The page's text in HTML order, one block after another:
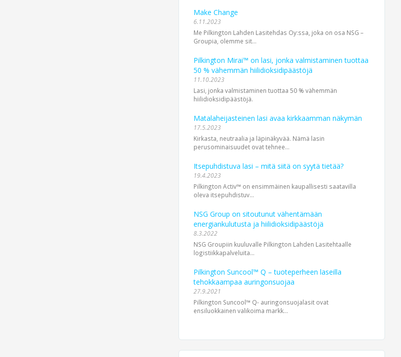
Make Change
6.11.2023
Me Pilkington Lahden Lasitehdas Oy:ssa, joka on osa NSG –
Groupia, olemme sit...
Pilkington Mirai™ on lasi, jonka valmistaminen tuottaa
50 % vähemmän hiilidioksidipäästöjä
11.10.2023
Lasi, jonka valmistaminen tuottaa 50 % vähemmän
hiilidioksidipäästöjä.
Matalaheijasteinen lasi avaa kirkkaamman näkymän
17.5.2023
Kirkasta, neutraalia ja läpinäkyvää. Nämä lasin
perusominaisuudet ovat tehnee...
Itsepuhdistuva lasi – mitä siitä on syytä tietää?
19.4.2023
Pilkington Activ™ on ensimmäinen kaupallisesti saatavilla
oleva itsepuhdistuv...
NSG Group on sitoutunut vähentämään
energiankulutusta ja hiilidioksidipäästöjä
8.3.2022
NSG Groupiin kuuluvalle Pilkington Lahden Lasitehtaalle
logistiikkapalveluita...
Pilkington Suncool™ Q – tuoteperheen laseilla
tehokkaampaa auringonsuojaa
27.9.2021
Pilkington Suncool™ Q- auringonsuojalasit ovat
ensiluokkainen valikoima markk...